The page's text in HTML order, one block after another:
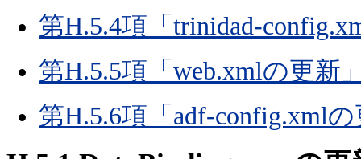
第H.5.4項「trinidad-
第H.5.5項「web.xmlの更新
第H.5.6項「adf-config.xml